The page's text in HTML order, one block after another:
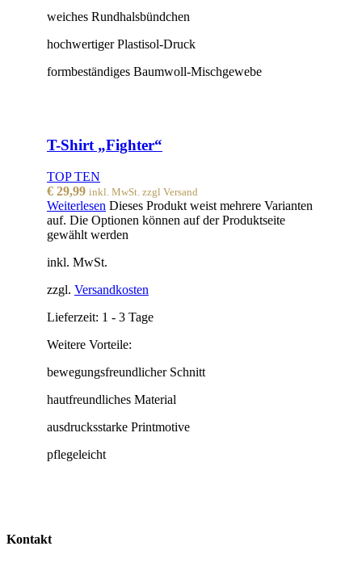
weiches Rundhalsbündchen
hochwertiger Plastisol-Druck
formbeständiges Baumwoll-Mischgewebe
T-Shirt „Fighter“
TOP TEN
€ 29,99 inkl. MwSt. zzgl Versand
Weiterlesen Dieses Produkt weist mehrere Varianten
auf. Die Optionen können auf der Produktseite
gewählt werden
inkl. MwSt.
zzgl. Versandkosten
Lieferzeit: 1 - 3 Tage
Weitere Vorteile:
bewegungsfreundlicher Schnitt
hautfreundliches Material
ausdrucksstarke Printmotive
pflegeleicht
Kontakt